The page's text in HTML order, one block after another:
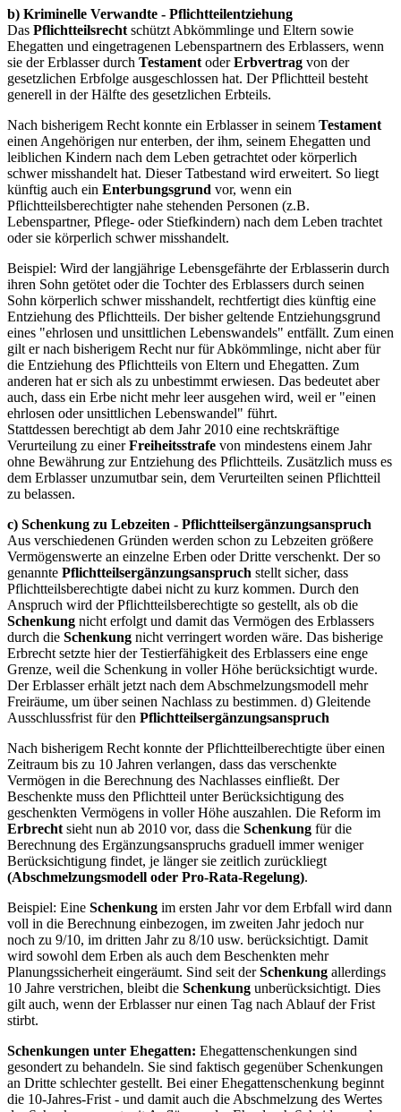
b) Kriminelle Verwandte - Pflichtteilentziehung
Das Pflichtteilsrecht schützt Abkömmlinge und Eltern sowie
Ehegatten und eingetragenen Lebenspartnern des Erblassers, wenn
sie der Erblasser durch Testament oderErbvertrag von der
gesetzlichen Erbfolge ausgeschlossen hat. Der Pflichtteil besteht
generell in der Hälfte des gesetzlichen Erbteils.
Nach bisherigem Recht konnte ein Erblasser in seinem Testament
einen Angehörigen nur enterben, der ihm, seinem Ehegatten und
leiblichen Kindern nach dem Leben getrachtet oder körperlich
schwer misshandelt hat. Dieser Tatbestand wird erweitert. So liegt
künftig auch ein Enterbungsgrund vor, wenn ein
Pflichtteilsberechtigter nahe stehenden Personen (z.B.
Lebenspartner, Pflege- oder Stiefkindern) nach dem Leben trachtet
oder sie körperlich schwer misshandelt.
Beispiel: Wird der langjährige Lebensgefährte der Erblasserin durch
ihren Sohn getötet oder die Tochter des Erblassers durch seinen
Sohn körperlich schwer misshandelt, rechtfertigt dies künftig eine
Entziehung des Pflichtteils. Der bisher geltende Entziehungsgrund
eines "ehrlosen und unsittlichen Lebenswandels" entfällt. Zum einen
gilt er nach bisherigem Recht nur für Abkömmlinge, nicht aber für
die Entziehung des Pflichtteils von Eltern und Ehegatten. Zum
anderen hat er sich als zu unbestimmt erwiesen. Das bedeutet aber
auch, dass ein Erbe nicht mehr leer ausgehen wird, weil er "einen
ehrlosen oder unsittlichen Lebenswandel" führt.
Stattdessen berechtigt ab dem Jahr 2010 eine rechtskräftige
Verurteilung zu einerFreiheitsstrafe von mindestens einem Jahr
ohne Bewährung zur Entziehung des Pflichtteils. Zusätzlich muss es
dem Erblasser unzumutbar sein, dem Verurteilten seinen Pflichtteil
zu belassen.
c) Schenkung zu Lebzeiten - Pflichtteilsergänzungsanspruch
Aus verschiedenen Gründen werden schon zu Lebzeiten größere
Vermögenswerte an einzelne Erben oder Dritte verschenkt. Der so
genannte Pflichtteilsergänzungsanspruch stellt sicher, dass
Pflichtteilsberechtigte dabei nicht zu kurz kommen. Durch den
Anspruch wird der Pflichtteilsberechtigte so gestellt, als ob die
Schenkung nicht erfolgt und damit das Vermögen des Erblassers
durch die Schenkung nicht verringert worden wäre. Das bisherige
Erbrecht setzte hier der Testierfähigkeit des Erblassers eine enge
Grenze, weil die Schenkung in voller Höhe berücksichtigt wurde.
Der Erblasser erhält jetzt nach dem Abschmelzungsmodell mehr
Freiräume, um über seinen Nachlass zu bestimmen. d) Gleitende
Ausschlussfrist für den Pflichtteilsergänzungsanspruch
Nach bisherigem Recht konnte der Pflichtteilberechtigte über einen
Zeitraum bis zu 10 Jahren verlangen, dass das verschenkte
Vermögen in die Berechnung des Nachlasses einfließt. Der
Beschenkte muss den Pflichtteil unter Berücksichtigung des
geschenkten Vermögens in voller Höhe auszahlen. Die Reform im
Erbrecht sieht nun ab 2010 vor, dass die Schenkung für die
Berechnung des Ergänzungsanspruchs graduell immer weniger
Berücksichtigung findet, je länger sie zeitlich zurückliegt
(Abschmelzungsmodell oder Pro-Rata-Regelung).
Beispiel: Eine Schenkung im ersten Jahr vor dem Erbfall wird dann
voll in die Berechnung einbezogen, im zweiten Jahr jedoch nur
noch zu 9/10, im dritten Jahr zu 8/10 usw. berücksichtigt. Damit
wird sowohl dem Erben als auch dem Beschenkten mehr
Planungssicherheit eingeräumt. Sind seit derSchenkung allerdings
10 Jahre verstrichen, bleibt die Schenkung unberücksichtigt. Dies
gilt auch, wenn der Erblasser nur einen Tag nach Ablauf der Frist
stirbt.
Schenkungen unter Ehegatten: Ehegattenschenkungen sind
gesondert zu behandeln. Sie sind faktisch gegenüber Schenkungen
an Dritte schlechter gestellt. Bei einer Ehegattenschenkung beginnt
die 10-Jahres-Frist - und damit auch die Abschmelzung des Wertes